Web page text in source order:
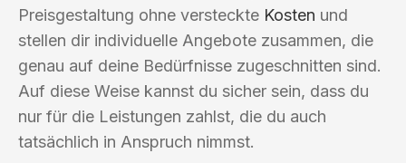
Preisgestaltung ohne versteckte Kosten und
stellen dir individuelle Angebote zusammen, die
genau auf deine Bedürfnisse zugeschnitten sind.
Auf diese Weise kannst du sicher sein, dass du
nur für die Leistungen zahlst, die du auch
tatsächlich in Anspruch nimmst.